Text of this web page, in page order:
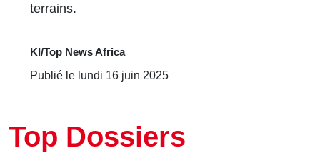
terrains.
KI/Top News Africa
Publié le lundi 16 juin 2025
Top Dossiers